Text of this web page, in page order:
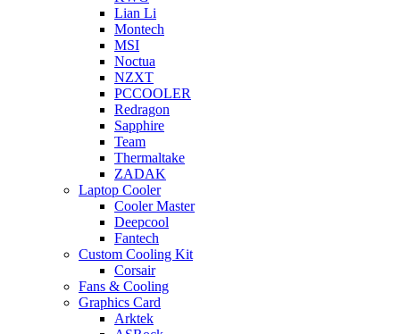
Lian Li
Montech
MSI
Noctua
NZXT
PCCOOLER
Redragon
Sapphire
Team
Thermaltake
ZADAK
Laptop Cooler
Cooler Master
Deepcool
Fantech
Custom Cooling Kit
Corsair
Fans & Cooling
Graphics Card
Arktek